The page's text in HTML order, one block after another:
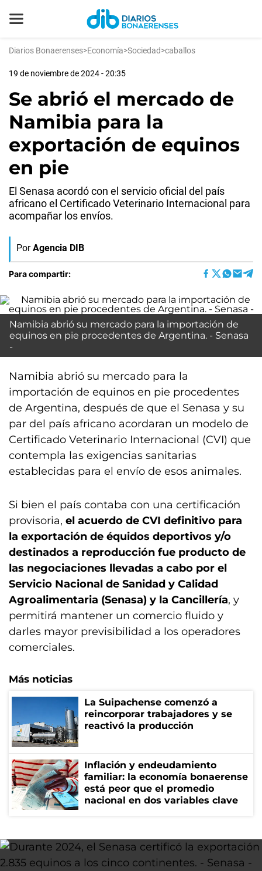
Diarios Bonaerenses>Economía>Sociedad>caballos
19 de noviembre de 2024 - 20:35
Se abrió el mercado de
Namibia para la
exportación de equinos
en pie
El Senasa acordó con el servicio oficial del país
africano el Certificado Veterinario Internacional para
acompañar los envíos.
Por Agencia DIB
Para compartir:
Namibia abrió su mercado para la importación de
equinos en pie procedentes de Argentina. - Senasa
-
Namibia abrió su mercado para la
importación de equinos en pie procedentes
de Argentina, después de que el Senasa y su
par del país africano acordaran un modelo de
Certificado Veterinario Internacional (CVI) que
contempla las exigencias sanitarias
establecidas para el envío de esos animales.
Si bien el país contaba con una certificación
provisoria, el acuerdo de CVI definitivo para
la exportación de équidos deportivos y/o
destinados a reproducción fue producto de
las negociaciones llevadas a cabo por el
Servicio Nacional de Sanidad y Calidad
Agroalimentaria (Senasa) y la Cancillería, y
permitirá mantener un comercio fluido y
darles mayor previsibilidad a los operadores
comerciales.
Más noticias
La Suipachense comenzó a
reincorporar trabajadores y se
reactivó la producción
Inflación y endeudamiento
familiar: la economía bonaerense
está peor que el promedio
nacional en dos variables clave